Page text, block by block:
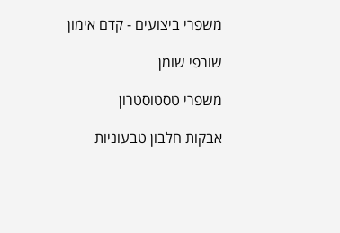
משפרי ביצועים - קדם אימון
שורפי שומן
משפרי טסטוסטרון
אבקות חלבון טבעוניות